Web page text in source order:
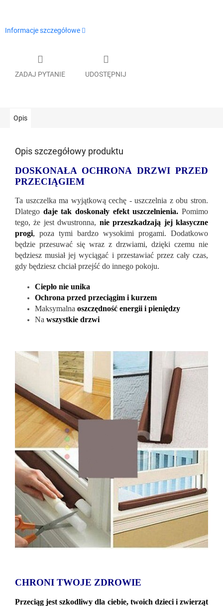
Informacje szczegółowe
ZADAJ PYTANIE UDOSTĘPNIJ
Opis
Opis szczegółowy produktu
DOSKONAŁA OCHRONA DRZWI PRZED
PRZECIĄGIEM
Ta uszczelka ma wyjątkową cechę - uszczelnia z obu stron.
Dlatego daje tak doskonały efekt uszczelnienia. Pomimo
tego, że jest dwustronna, nie przeszkadzają jej klasyczne
progi, poza tymi bardzo wysokimi progami. Dodatkowo
będzie przesuwać się wraz z drzwiami, dzięki czemu nie
będziesz musiał jej wyciągać i przestawiać przez cały czas,
gdy będziesz chciał przejść do innego pokoju.
Ciepło nie unika
Ochrona przed przeciągim i kurzem
Maksymalna oszczędność energii i pieniędzy
Na wszystkie drzwi
CHRONI TWOJE ZDROWIE
Przeciąg jest szkodliwy dla ciebie, twoich dzieci i zwierząt